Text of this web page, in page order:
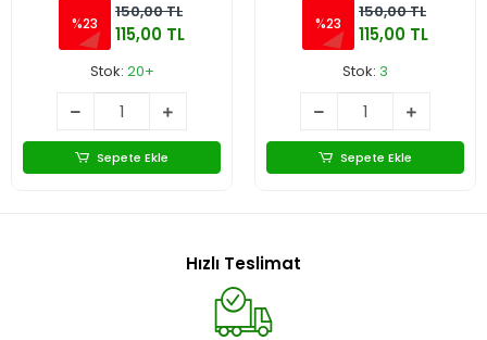
%23
150,00 TL
115,00 TL
Stok: 20+
Sepete Ekle
%23
150,00 TL
115,00 TL
Stok: 3
Sepete Ekle
Hızlı Teslimat